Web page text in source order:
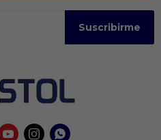
  
Suscribirme